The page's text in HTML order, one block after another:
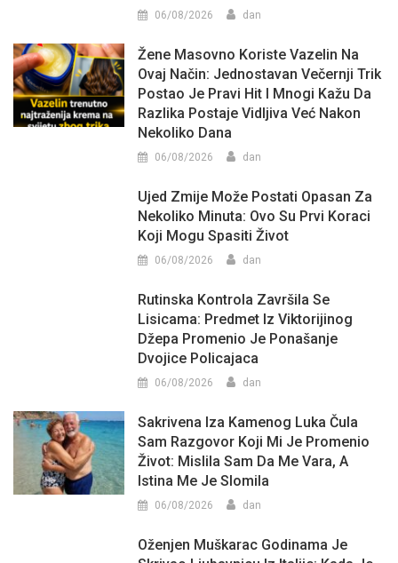
06/08/2026 dan
Žene Masovno Koriste Vazelin Na
Ovaj Način: Jednostavan Večernji Trik
Postao Je Pravi Hit I Mnogi Kažu Da
Razlika Postaje Vidljiva Već Nakon
Nekoliko Dana
06/08/2026 dan
Ujed Zmije Može Postati Opasan Za
Nekoliko Minuta: Ovo Su Prvi Koraci
Koji Mogu Spasiti Život
06/08/2026 dan
Rutinska Kontrola Završila Se
Lisicama: Predmet Iz Viktorijinog
Džepa Promenio Je Ponašanje
Dvojice Policajaca
06/08/2026 dan
Sakrivena Iza Kamenog Luka Čula
Sam Razgovor Koji Mi Je Promenio
Život: Mislila Sam Da Me Vara, A
Istina Me Je Slomila
06/08/2026 dan
Oženjen Muškarac Godinama Je